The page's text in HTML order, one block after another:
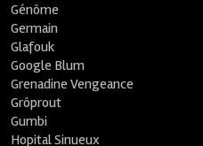
Génôme
Germain
Glafouk
Google Blum
Grenadine Vengeance
Grôprout
Gumbi
Hopital Sinueux